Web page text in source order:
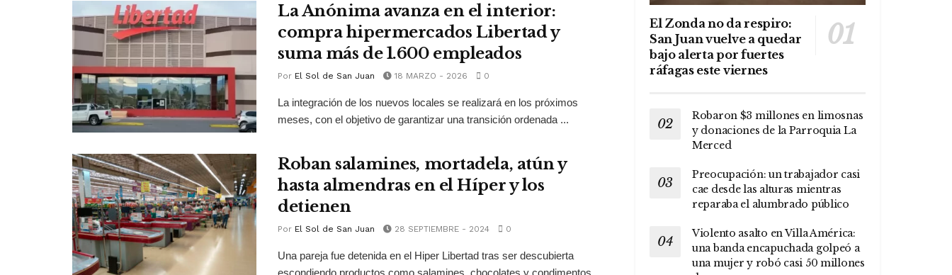
La Anónima avanza en el interior:
compra hipermercados Libertad y
suma más de 1.600 empleados
Por El Sol de San Juan 18 MARZO - 2026 0
La integración de los nuevos locales se realizará en los próximos
meses, con el objetivo de garantizar una transición ordenada ...
Roban salamines, mortadela, atún y
hasta almendras en el Híper y los
detienen
Por El Sol de San Juan 28 SEPTIEMBRE - 2024 0
Una pareja fue detenida en el Hiper Libertad tras ser descubierta
escondiendo productos como salamines, chocolates y condimentos
El Zonda no da respiro:
San Juan vuelve a quedar
bajo alerta por fuertes
ráfagas este viernes
Robaron $3 millones en limosnas
y donaciones de la Parroquia La
Merced
Preocupación: un trabajador casi
cae desde las alturas mientras
reparaba el alumbrado público
Violento asalto en Villa América:
una banda encapuchada golpeó a
una mujer y robó casi 50 millones